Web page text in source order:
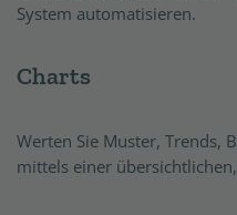
System automatisieren.
Charts
Werten Sie Muster, Trends,
mittels einer